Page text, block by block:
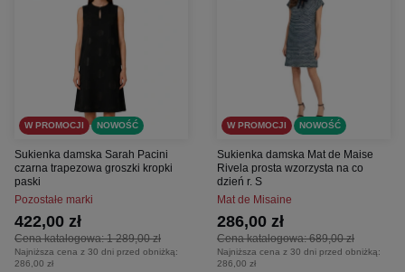
W PROMOCJI NOWOŚĆ
Sukienka damska Sarah Pacini
czarna trapezowa groszki kropki
paski
Pozostałe marki
Cena katalogowa:1 289,00 zł
422,00 zł
Najniższa cena z 30 dni przed obniżką:
286,00 zł
W PROMOCJI NOWOŚĆ
Sukienka damska Mat de Maise
Rivela prosta wzorzysta na co
dzień r. S
Mat de Misaine
Cena katalogowa:689,00 zł
286,00 zł
Najniższa cena z 30 dni przed obniżką:
286,00 zł